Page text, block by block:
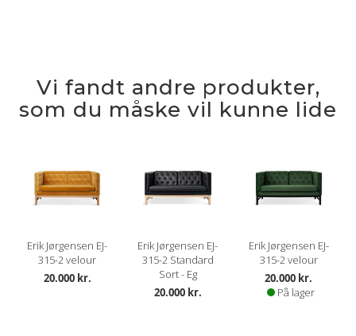
Vi fandt andre produkter,
som du måske vil kunne lide
Erik Jørgensen EJ-
315-2 velour
20.000 kr.
Erik Jørgensen EJ-
315-2 Standard
Sort - Eg
20.000 kr.
Erik Jørgensen EJ-
315-2 velour
20.000 kr.
På lager